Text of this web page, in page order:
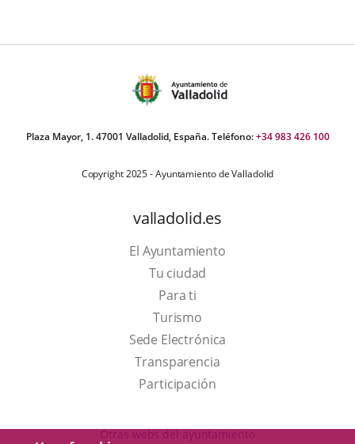
Plaza Mayor, 1. 47001 Valladolid, España. Teléfono:+34 983 426 100
Copyright 2025 - Ayuntamiento de Valladolid
valladolid.es
El Ayuntamiento
Tu ciudad
Para ti
TurismoThis
link
will
open
a
Sede Electrónica
Transparencia
Participación
Otras webs del ayuntamiento